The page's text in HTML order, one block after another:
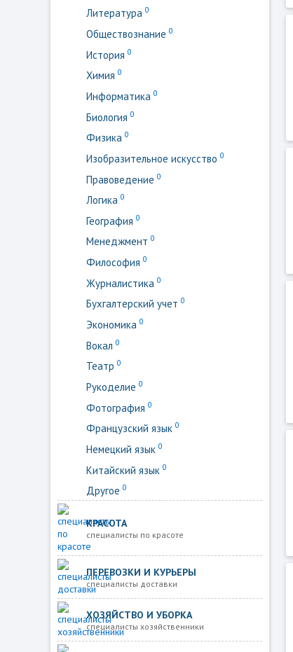
Литература 0
Обществознание 0
История 0
Химия 0
Информатика 0
Биология 0
Физика 0
Изобразительное искусство 0
Правоведение 0
Логика 0
География 0
Менеджмент 0
Философия 0
Журналистика 0
Бухгалтерский учет 0
Экономика 0
Вокал 0
Театр 0
Рукоделие 0
Фотография 0
Французский язык 0
Немецкий язык 0
Китайский язык 0
Другое 0
КРАСОТА
специалисты по красоте
ПЕРЕВОЗКИ И КУРЬЕРЫ
специалисты доставки
ХОЗЯЙСТВО И УБОРКА
специалисты хозяйственники